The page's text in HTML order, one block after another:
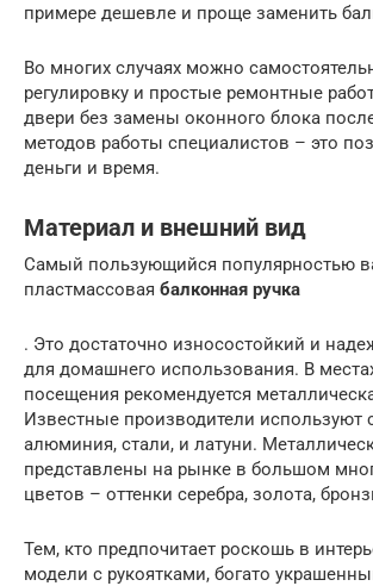
примере дешевле и проще заменить
Во многих случаях можно
регулировку и простые ремонтные
двери без замены оконного блока
методов работы специалистов – это
деньги и время.
Материал и внешний вид
Самый пользующийся популярностью
пластмассовая балконная ручка
. Это достаточно износостойкий и
для домашнего использования. В
посещения рекомендуется
Известные производители используют
алюминия, стали, и латуни.
представлены на рынке в большом
цветов – оттенки серебра, золота,
Тем, кто предпочитает роскошь в
модели с рукоятками, богато